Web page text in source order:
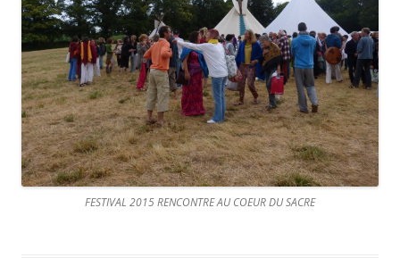
FESTIVAL 2015 RENCONTRE AU COEUR DU SACRE